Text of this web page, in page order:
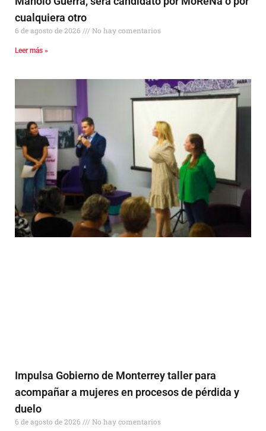
cualquiera otro
6 de agosto de 2026 No hay comentarios
Leer más »
Impulsa Gobierno de Monterrey taller para
acompañar a mujeres en procesos de pérdida y
duelo
6 de agosto de 2026 No hay comentarios